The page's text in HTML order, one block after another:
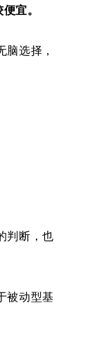
宜。
选择，
判断，也
被动型基